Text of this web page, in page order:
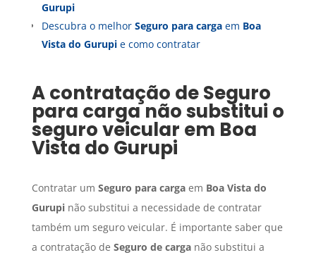
Gurupi
Descubra o melhor Seguro para cargaem Boa
Vista do Gurupie como contratar
A contratação deSeguro
para carganão substitui o
seguro veicular em Boa
Vista do Gurupi
Contratar um Seguro para cargaem Boa Vista do
Gurupinão substitui a necessidade de contratar
também um seguro veicular. É importante saber que
a contratação de Seguro de carganão substitui a